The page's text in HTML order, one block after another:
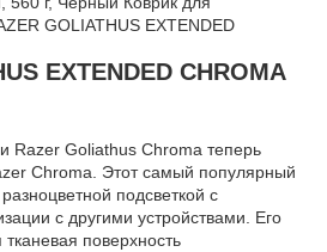
GOLIATHUS EXTENDED
EXTENDED CHROMA
Razer Goliathus Chroma теперь
Chroma. Этот самый популярный
подсветкой с
с другими устройствами. Его
поверхность